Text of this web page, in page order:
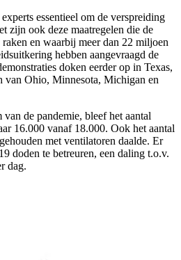
essentieel om de verspreiding
zijn ook deze maatregelen die de
en waarbij meer dan 22 miljoen
hebben aangevraagd de
doken eerder op in Texas,
van Ohio, Minnesota, Michigan en
de pandemie, bleef het aantal
16.000 vanaf 18.000. Ook het aantal
met ventilatoren daalde. Er
doden te betreuren, een daling t.o.v.
dag.